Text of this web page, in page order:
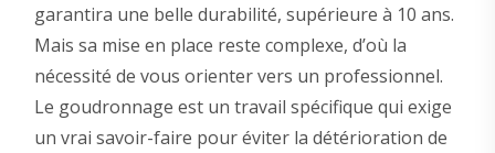
garantira une belle durabilité, supérieure à 10 ans.
Mais sa mise en place reste complexe, d’où la
nécessité de vous orienter vers un professionnel.
Le goudronnage est un travail spécifique qui exige
un vrai savoir-faire pour éviter la détérioration de